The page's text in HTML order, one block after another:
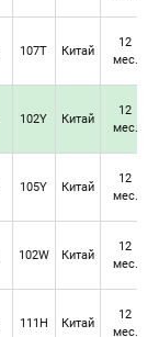
107T Китай
12
мес.
102Y Китай
12
мес.
105Y Китай
12
мес.
102W Китай
12
мес.
111H Китай
12
мес.